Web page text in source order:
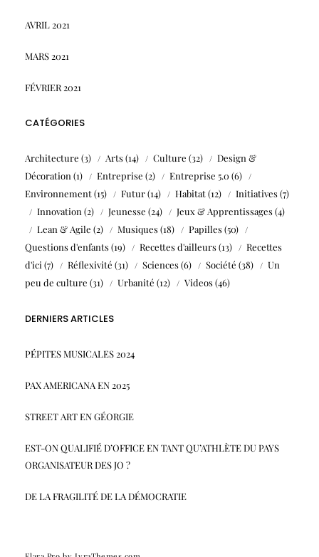
AVRIL 2021
MARS 2021
FÉVRIER 2021
CATÉGORIES
Architecture (3) Arts(14) Culture (32)
Design &
Décoration (1) Entreprise (2) Entreprise 5.0 (6)
Environnement(15) Futur(14) Habitat(12) Initiatives(7)
Innovation (2) Jeunesse (24) Jeux & Apprentissages(4)
Lean & Agile (2) Musiques(18) Papilles(50)
Questions d'enfants(19) Recettes d'ailleurs(13)
Recettes
d'ici (7) Réflexivité (31) Sciences(6) Société (38)
Un
peu de culture (31) Urbanité (12) Videos(46)
DERNIERS ARTICLES
PÉPITES MUSICALES 2024
PAX AMERICANA EN 2025
STREET ART EN GÉORGIE
EST-ON QUALIFIÉ D’OFFICE EN TANT QU’ATHLÈTE DU PAYS
ORGANISATEUR DES JO ?
DE LA FRAGILITÉ DE LA DÉMOCRATIE